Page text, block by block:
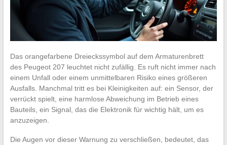
Das orangefarbene Dreieckssymbol auf dem Armaturenbrett
des Peugeot 207 leuchtet nicht zufällig. Es ruft nicht immer nach
einem Unfall oder einem unmittelbaren Risiko eines größeren
Ausfalls. Manchmal tritt es bei Kleinigkeiten auf: ein Sensor, der
verrückt spielt, eine harmlose Abweichung im Betrieb eines
Bauteils, ein Signal, das die Elektronik für wichtig hält, um es
anzuzeigen.
Die Augen vor dieser Warnung zu verschließen, bedeutet, das